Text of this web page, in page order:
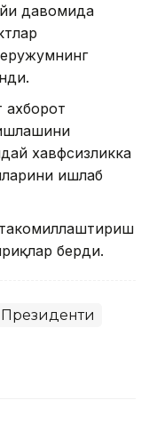
давомида
хавфсизликка
ишлаб
берди.
Президенти